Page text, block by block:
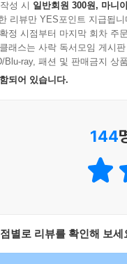
사물과 상태
성 시 일반회원 300원, 마니
리뷰만 YES포인트 지급됩니
정 시점부터 마지막 회차 주
래스는 사락 독서모임 게시
Blu-ray, 패션 및 판매금지 상
되어 있습니다.
144
별로 리뷰를 확인해 보세